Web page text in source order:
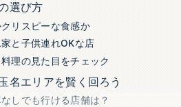
選び方
リスピーな食感か
と子供連れOKな店
理の見た目をチェック
名エリアを賢く回ろう
しでも行ける店舗は？